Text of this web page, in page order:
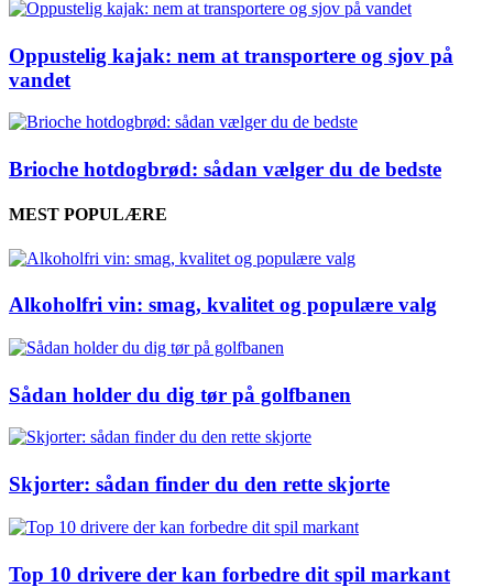
Oppustelig kajak: nem at transportere og sjov på
vandet
Brioche hotdogbrød: sådan vælger du de bedste
MEST POPULÆRE
Alkoholfri vin: smag, kvalitet og populære valg
Sådan holder du dig tør på golfbanen
Skjorter: sådan finder du den rette skjorte
Top 10 drivere der kan forbedre dit spil markant